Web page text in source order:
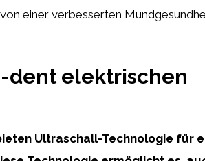
einer verbesserten
dent elektrischen
Ultraschall-Technologie für